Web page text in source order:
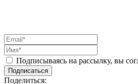
Подписываясь на рассылку, вы
Подписаться
Поделиться: